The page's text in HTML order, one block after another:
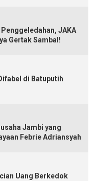
JAKA
Gertak Sambal!
di Batuputih
Jambi yang
Febrie Adriansyah
Uang Berkedok